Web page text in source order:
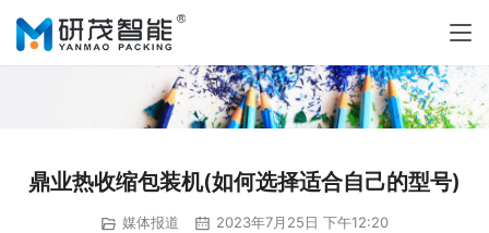
鼎业热收缩包装机(如何选择适合自己的型号)
媒体报道 2023年7月25日 下午12:20